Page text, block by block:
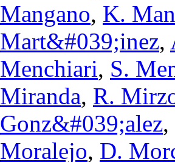
Mangano, K.
Mart&#039;inez,
Menchiari, S.
Miranda, R.
Gonz&#039;alez,
Moralejo, D.